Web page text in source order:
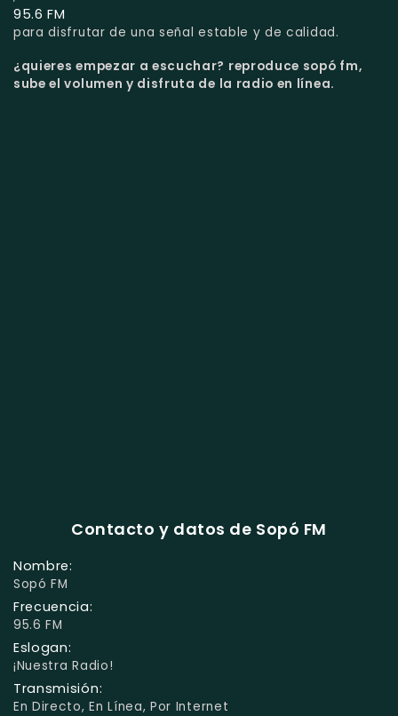
95.6 FM
para disfrutar de una señal estable y de calidad.
¿quieres empezar a escuchar? reproduce sopó fm,
sube el volumen y disfruta de la radio en línea.
Contacto y datos de Sopó FM
Nombre:
Sopó FM
Frecuencia:
95.6 FM
Eslogan:
¡nuestra Radio!
Transmisión:
En Directo, En Línea, Por Internet